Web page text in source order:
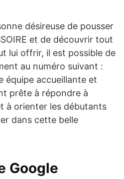
désireuse de pousser
et de découvrir tout
lui offrir, il est possible de
au numéro suivant :
équipe accueillante et
prête à répondre à
à orienter les débutants
dans cette belle
Google